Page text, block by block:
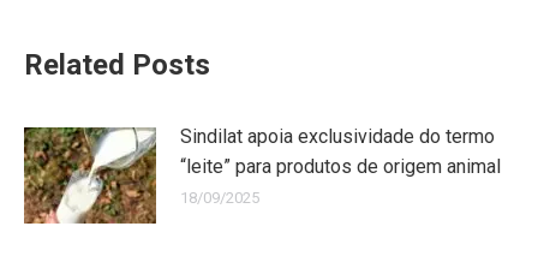
Related Posts
Sindilat apoia exclusividade do termo
“leite” para produtos de origem animal
18/09/2025